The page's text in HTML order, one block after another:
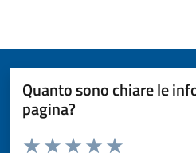
Quanto sono chiare le
pagina?
Valuta da 1 a 5 stelle la pagina